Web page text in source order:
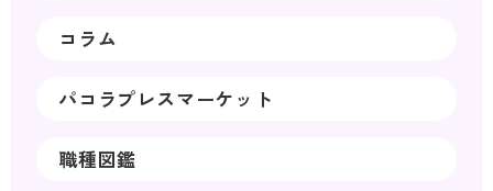
コラム
パコラプレスマーケット
職種図鑑